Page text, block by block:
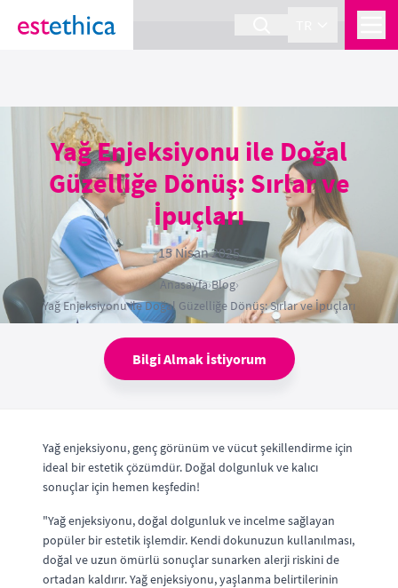
section Service {
Yağ Enjeksiyonu ile Doğal
Güzelliğe Dönüş: Sırlar ve
İpuçları
15 Nisan 2025
Anasayfa›Blog›
Yağ Enjeksiyonu ile Doğal Güzelliğe Dönüş: Sırlar ve İpuçları
Bilgi Almak İstiyorum
Yağ enjeksiyonu, genç görünüm ve vücut şekillendirme için
ideal bir estetik çözümdür. Doğal dolgunluk ve kalıcı
sonuçlar için hemen keşfedin!
"Yağ enjeksiyonu, doğal dolgunluk ve incelme sağlayan
popüler bir estetik işlemdir. Kendi dokunuzun kullanılması,
doğal ve uzun ömürlü sonuçlar sunarken alerji riskini de
ortadan kaldırır. Yağ enjeksiyonu, yaşlanma belirtilerinin